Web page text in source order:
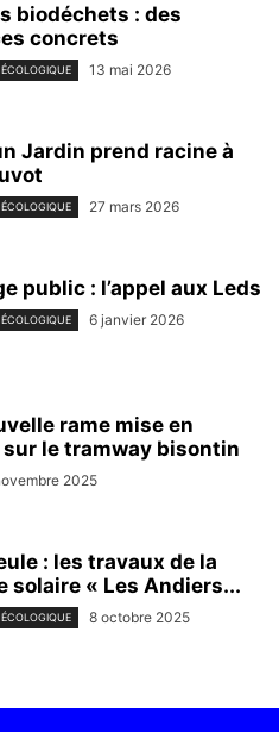
biodéchets : des
concrets
13 mai 2026
Jardin prend racine à
27 mars 2026
public : l’appel aux Leds
6 janvier 2026
rame mise en
le tramway bisontin
2025
: les travaux de la
solaire « Les Andiers...
8 octobre 2025